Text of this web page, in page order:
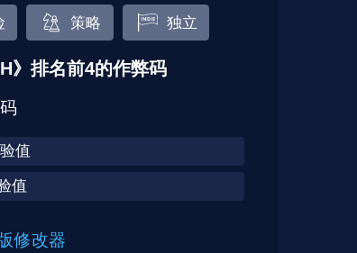
策略 独立
》排名前4的作弊码
值
值
修改器